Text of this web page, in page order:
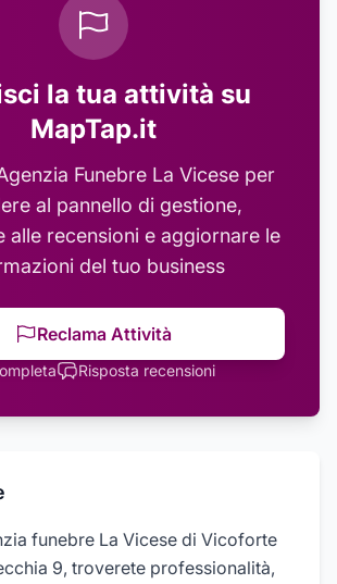
la tua attività su
MapTap.it
Funebre La Vicese per
al pannello di gestione,
alle recensioni e aggiornare le
del tuo business
Reclama Attività
Risposta recensioni
funebre La Vicese di Vicoforte
9, troverete professionalità,